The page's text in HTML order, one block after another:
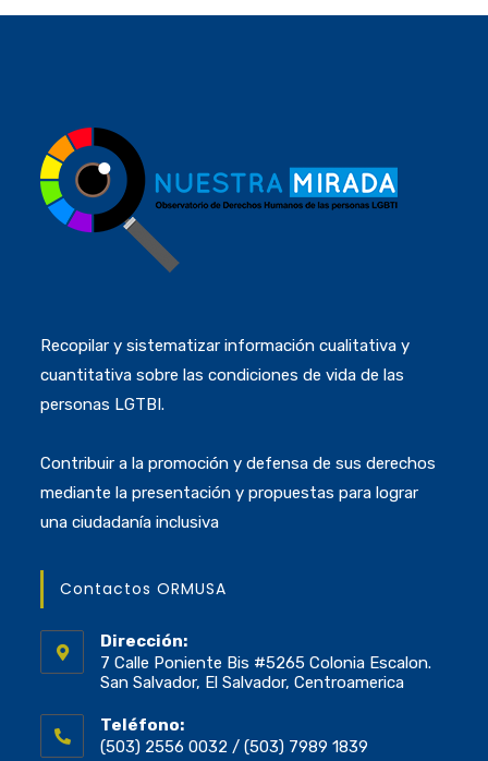
Recopilar y sistematizar información cualitativa y
cuantitativa sobre las condiciones de vida de las
personas LGTBI.
Contribuir a la promoción y defensa de sus derechos
mediante la presentación y propuestas para lograr
una ciudadanía inclusiva
Contactos ORMUSA
Dirección:
7 Calle Poniente Bis #5265 Colonia Escalon.
San Salvador, El Salvador, Centroamerica
Teléfono:
(503) 2556 0032 / (503) 7989 1839